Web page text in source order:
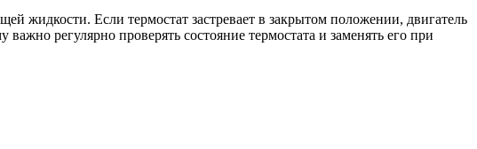
жидкости. Если термостат застревает в закрытом положении, двигатель
регулярно проверять состояние термостата и заменять его при